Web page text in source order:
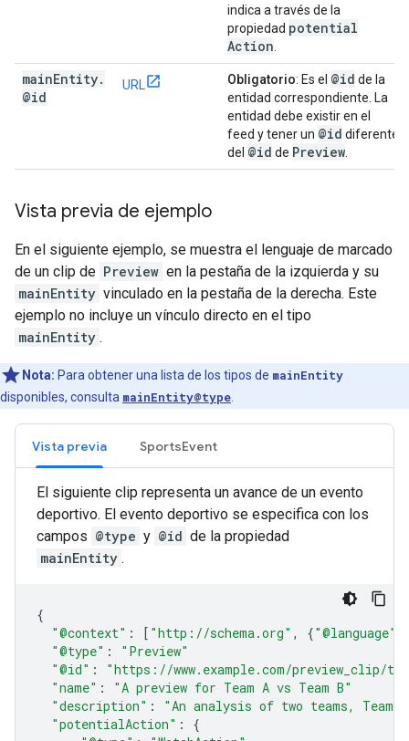
indica a través de la
propiedad potential
Action
mainEntity.
@id
URL Obligatorio: Es el @id de la
entidad correspondiente. La
entidad debe existir en el
feed y tener un @id diferente
del @id de Preview
Vista previa de ejemplo
En el siguiente ejemplo, se muestra el lenguaje de marcado
de un clip de Preview en la pestaña de la izquierda y su
mainEntity vinculado en la pestaña de la derecha. Este
ejemplo no incluye un vínculo directo en el tipo
mainEntity .
Nota: Para obtener una lista de los tipos de mainEntity
disponibles, consulta mainEntity@type
Vista previa SportsEvent
El siguiente clip representa un avance de un evento
deportivo. El evento deportivo se especifica con los
campos @type y @id de la propiedad
mainEntity .
{
"@context" : [ "http://schema.org" , {"@language"
"@type" :
"Preview"
"@id" :
"https://www.example.com/preview_clip/
"name" :
"A preview for Team A vs Team B"
"description" :
"An analysis of two teams, Team
"potentialAction" :
{